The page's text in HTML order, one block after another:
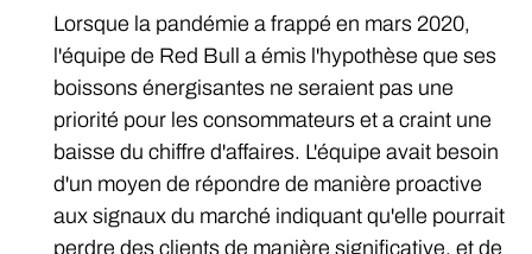
Lorsque la pandémie a frappé en mars 2020,
l'équipe de Red Bull a émis l'hypothèse que ses
boissons énergisantes ne seraient pas une
priorité pour les consommateurs et a craint une
baisse du chiffre d'affaires. L'équipe avait besoin
d'un moyen de répondre de manière proactive
aux signaux du marché indiquant qu'elle pourrait
perdre des clients de manière significative, et de